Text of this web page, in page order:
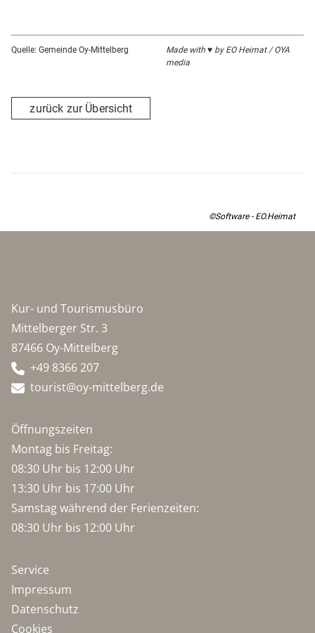
Quelle: Gemeinde Oy-Mittelberg
Made with ♥ by EO Heimat / OYA
media
zurück zur Übersicht
©Software - EO.Heimat
Kur- und Tourismusbüro
Mittelberger Str. 3
87466 Oy-Mittelberg
+49 8366 207
tourist@oy-mittelberg.de
Öffnungszeiten
Montag bis Freitag:
08:30 Uhr bis 12:00 Uhr
13:30 Uhr bis 17:00 Uhr
Samstag während der Ferienzeiten:
08:30 Uhr bis 12:00 Uhr
Service
Impressum
Datenschutz
Cookies